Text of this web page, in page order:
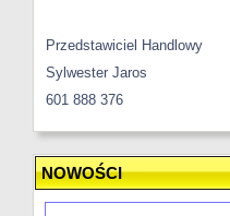
Przedstawiciel Handlowy
Sylwester Jaros
601 888 376
NOWOŚCI